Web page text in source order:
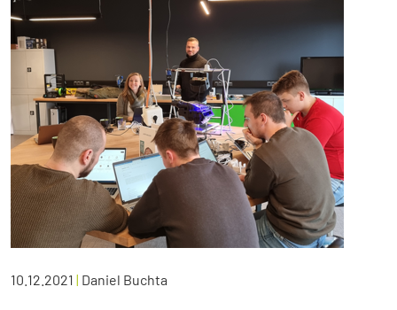
10.12.2021 | Daniel Buchta